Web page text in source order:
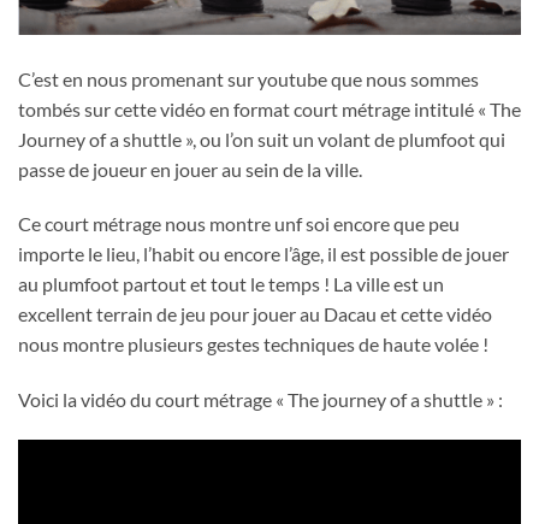
C’est en nous promenant sur youtube que nous sommes
tombés sur cette vidéo en format court métrage intitulé « The
Journey of a shuttle », ou l’on suit un volant de plumfoot qui
passe de joueur en jouer au sein de la ville.
Ce court métrage nous montre unf soi encore que peu
importe le lieu, l’habit ou encore l’âge, il est possible de jouer
au plumfoot partout et tout le temps ! La ville est un
excellent terrain de jeu pour jouer au Dacau et cette vidéo
nous montre plusieurs gestes techniques de haute volée !
Voici la vidéo du court métrage « The journey of a shuttle » :